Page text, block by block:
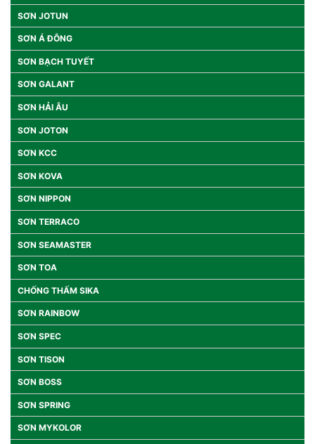
SƠN JOTUN
SƠN Á ĐÔNG
SƠN BẠCH TUYẾT
SƠN GALANT
SƠN HẢI ÂU
SƠN JOTON
SƠN KCC
SƠN KOVA
SƠN NIPPON
SƠN TERRACO
SƠN SEAMASTER
SƠN TOA
CHỐNG THẤM SIKA
SƠN RAINBOW
SƠN SPEC
SƠN TISON
SƠN BOSS
SƠN SPRING
SƠN MYKOLOR